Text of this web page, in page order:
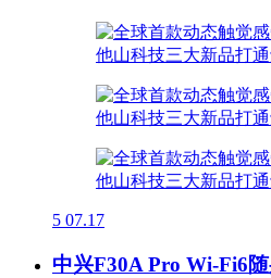
5 07.17
中兴F30A Pro Wi-Fi6